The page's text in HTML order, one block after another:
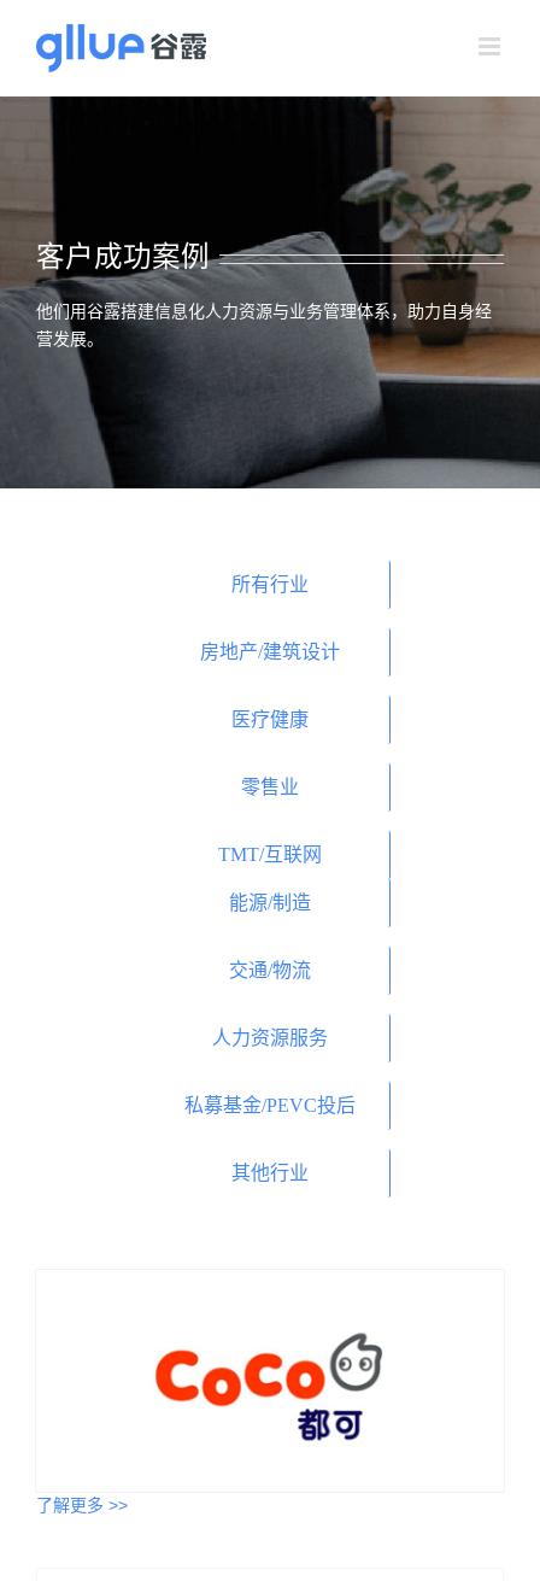
容
客户成功案例
他们用谷露搭建信息化人力资源与业务管理体系，助力自身经
营发展。
所有行业
房地产/建筑设计
医疗健康
零售业
TMT/互联网
能源/制造
交通/物流
人力资源服务
私募基金/PEVC投后
其他行业
了解更多 >>